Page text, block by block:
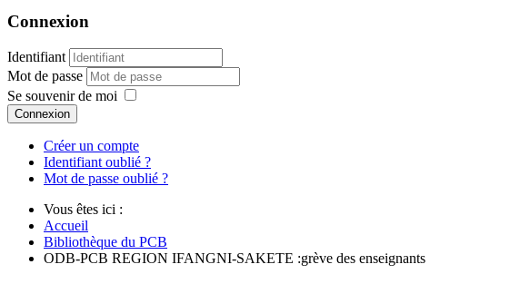
Connexion
Identifiant
Mot de passe
Se souvenir de moi
Connexion
Créer un compte
Identifiant oublié ?
Mot de passe oublié ?
Vous êtes ici :
Accueil
Bibliothèque du PCB
ODB-PCB REGION IFANGNI-SAKETE :grève des enseignants